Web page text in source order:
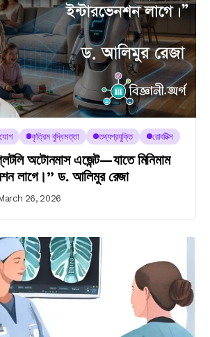
কৃত্রিম বুদ্ধিমত্তা তথ্যপ্রযুক্তি রোবটিক্স
অটোনমাস এজেন্ট—যাতে মিনিমাম
লাগে।” ড. আলিমুর রেজা
26, 2026